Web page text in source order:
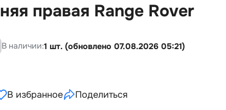
правая Range Rover
В наличии:1 шт. (обновлено 07.08.2026 05:21)
В избранное Поделиться